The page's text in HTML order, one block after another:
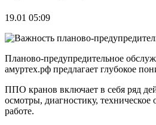
19.01 05:09
Планово-предупредительное
амуртех.рф предлагает глубокое
ППО кранов включает в себя ряд
осмотры, диагностику,
работе.